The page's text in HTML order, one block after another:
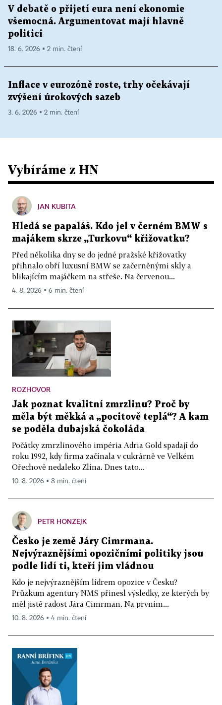
V debatě o přijetí eura není ekonomie
všemocná. Argumentovat mají hlavně
politici
18. 6. 2026 ▪ 2 min. čtení
Inflace v eurozóně roste, trhy očekávají
zvýšení úrokových sazeb
3. 6. 2026 ▪ 2 min. čtení
Vybíráme z HN
JAN KUBITA
Hledá se papaláš. Kdo jel v černém BMW s
majákem skrze „Turkovu“ křižovatku?
Před několika dny se do jedné pražské křižovatky
přihnalo obří luxusní BMW se začerněnými skly a
blikajícím majáčkem na střeše. Na červenou...
4. 8. 2026 ▪ 6 min. čtení
ROZHOVOR
Jak poznat kvalitní zmrzlinu? Proč by
měla být měkká a „pocitově teplá“? A kam
se poděla dubajská čokoláda
Počátky zmrzlinového impéria Adria Gold spadají do
roku 1992, kdy firma začínala v cukrárně ve Velkém
Ořechově nedaleko Zlína. Dnes tato...
10. 8. 2026 ▪ 8 min. čtení
PETR HONZEJK
Česko je země Járy Cimrmana.
Nejvýraznějšími opozičními politiky jsou
podle lidí ti, kteří jim vládnou
Kdo je nejvýraznějším lídrem opozice v Česku?
Průzkum agentury NMS přinesl výsledky, ze kterých by
měl jistě radost Jára Cimrman. Na prvním...
10. 8. 2026 ▪ 4 min. čtení